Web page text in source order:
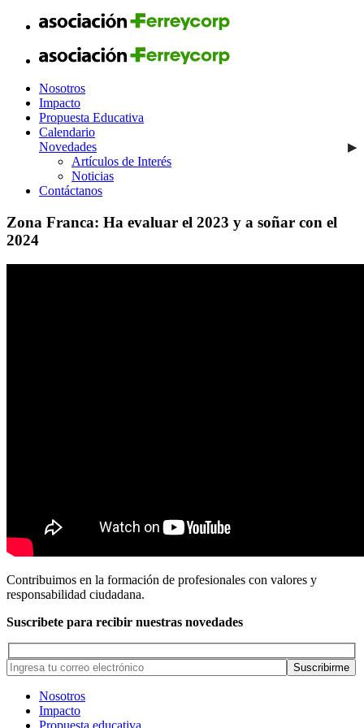
Nosotros
Impacto
Propuesta Educativa
Calendario
Novedades
Artículos de Interés
Noticias
Contáctanos
Zona Franca: Ha evaluar el 2023 y a soñar con el
2024
Contribuimos en la formación de profesionales con valores y
responsabilidad ciudadana.
Suscribete para recibir nuestras novedades
Nosotros
Impacto
Propuesta educativa